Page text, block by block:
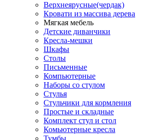
Верхнеярусные(чердак)
Кровати из массива дерева
Мягкая мебель
Детские диванчики
Кресла-мешки
Шкафы
Столы
Письменные
Компьютерные
Наборы со стулом
Стулья
Стульчики для кормления
Простые и складные
Комплект стул и стол
Комьютерные кресла